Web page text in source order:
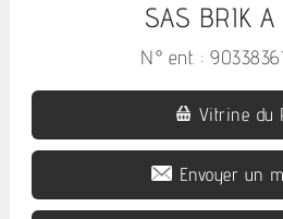
SAS BRIK A
N° ent. :
Vitrine du
Envoyer un